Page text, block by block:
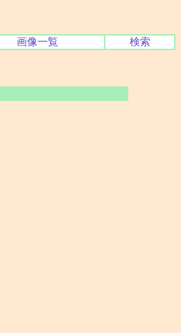
画像一覧 検索